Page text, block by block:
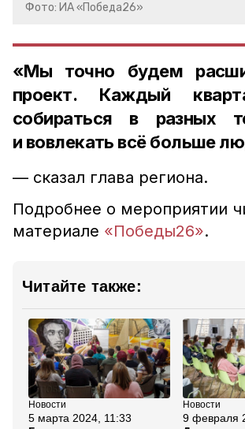
Фото: ИА «Победа26»
«Мы точно будем
проект. Каждый
собираться в разных
и вовлекать всё больше
— сказал глава региона.
Подробнее о мероприятии
материале «Победы26».
Читайте также:
Новости
5 марта 2024, 11:33
Новости
9 февраля